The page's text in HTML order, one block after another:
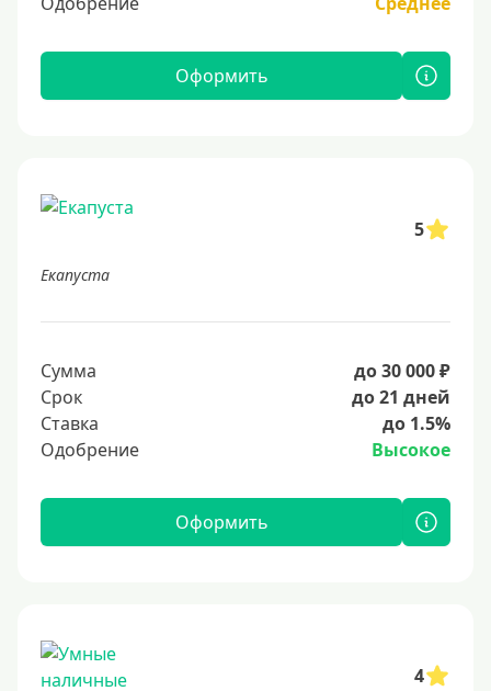
Оформить
5
Екапуста
Сумма
до 30 000 ₽
Срок
до 21 дней
Ставка
до 1.5%
Одобрение
Высокое
Оформить
4